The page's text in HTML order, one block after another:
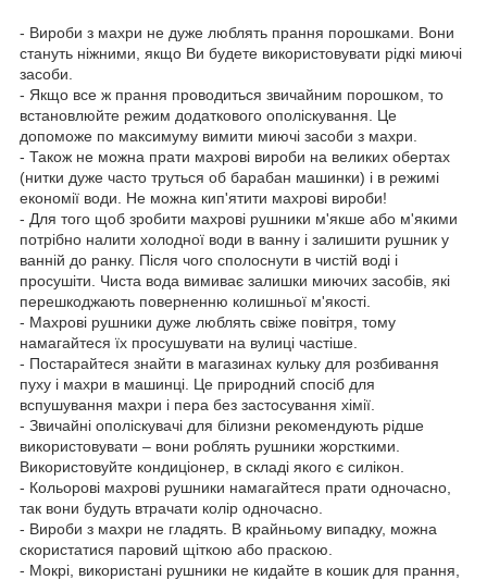
- Вироби з махри не дуже люблять прання порошками. Вони
стануть ніжними, якщо Ви будете використовувати рідкі миючі
засоби.
- Якщо все ж прання проводиться звичайним порошком, то
встановлюйте режим додаткового ополіскування. Це
допоможе по максимуму вимити миючі засоби з махри.
- Також не можна прати махрові вироби на великих обертах
(нитки дуже часто труться об барабан машинки) і в режимі
економії води. Не можна кип'ятити махрові вироби!
- Для того щоб зробити махрові рушники м'якше або м'якими
потрібно налити холодної води в ванну і залишити рушник у
ванній до ранку. Після чого сполоснути в чистій воді і
просушіти. Чиста вода вимиває залишки миючих засобів, які
перешкоджають поверненню колишньої м'якості.
- Махрові рушники дуже люблять свіже повітря, тому
намагайтеся їх просушувати на вулиці частіше.
- Постарайтеся знайти в магазинах кульку для розбивання
пуху і махри в машинці. Це природний спосіб для
вспушування махри і пера без застосування хімії.
- Звичайні ополіскувачі для білизни рекомендують рідше
використовувати – вони роблять рушники жорсткими.
Використовуйте кондиціонер, в складі якого є силікон.
- Кольорові махрові рушники намагайтеся прати одночасно,
так вони будуть втрачати колір одночасно.
- Вироби з махри не гладять. В крайньому випадку, можна
скористатися паровий щіткою або праскою.
- Мокрі, використані рушники не кидайте в кошик для прання,